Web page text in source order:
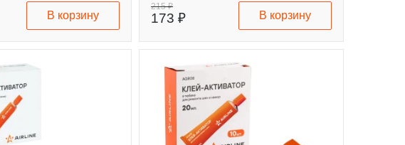
В корзину
215 ₽
173 ₽ В корзину